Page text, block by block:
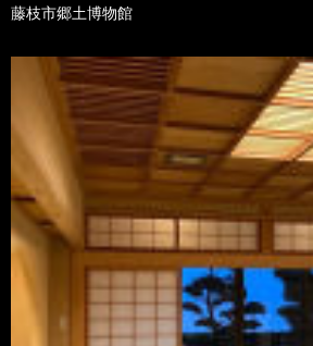
藤枝市郷土博物館